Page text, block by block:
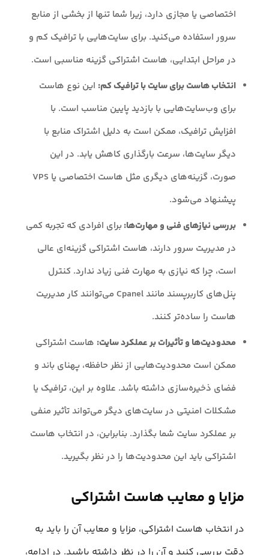
اختصاصی یا مجازی دارد، زیرا شما تنها از بخشی از منابع
سرور استفاده می‌کنید. برای سایت‌هایی با ترافیک کم و
در مراحل ابتدایی، هاست اشتراکی گزینه مناسبی است.
انتخاب هاست برای سایت با ترافیک کم: این نوع هاست
برای وب‌سایت‌هایی با بازدید پایین مناسب است. با
افزایش ترافیک، ممکن است به دلیل اشتراک منابع با
دیگر سایت‌ها، سرعت بارگذاری کاهش یابد. در این
صورت، گزینه‌های دیگری مثل هاست اختصاصی یا VPS
پیشنهاد می‌شود.
بررسی نیازهای فنی و مهارت‌ها: برای افرادی که تجربه کمی
در مدیریت سرور دارند، هاست اشتراکی گزینه‌ای عالی
است، چرا که نیازی به مهارت فنی زیاد ندارد. کنترل
پنل‌های کاربرپسند مانند Cpanel می‌توانند کار مدیریت
هاست را ساده‌تر کنند.
محدودیت‌ها و تأثیرات بر عملکرد سایت: هاست اشتراکی
ممکن است محدودیت‌هایی از نظر حافظه، پهنای باند و
فضای ذخیره‌سازی داشته باشد. علاوه بر این، ترافیک یا
مشکلات امنیتی در سایت‌های دیگر می‌تواند تأثیر منفی
بر عملکرد سایت شما بگذارد. بنابراین، در انتخاب هاست
اشتراکی باید این محدودیت‌ها را در نظر بگیرید.
مزایا و معایب هاست اشتراکی
در انتخاب هاست اشتراکی، مزایا و معایب آن را باید به